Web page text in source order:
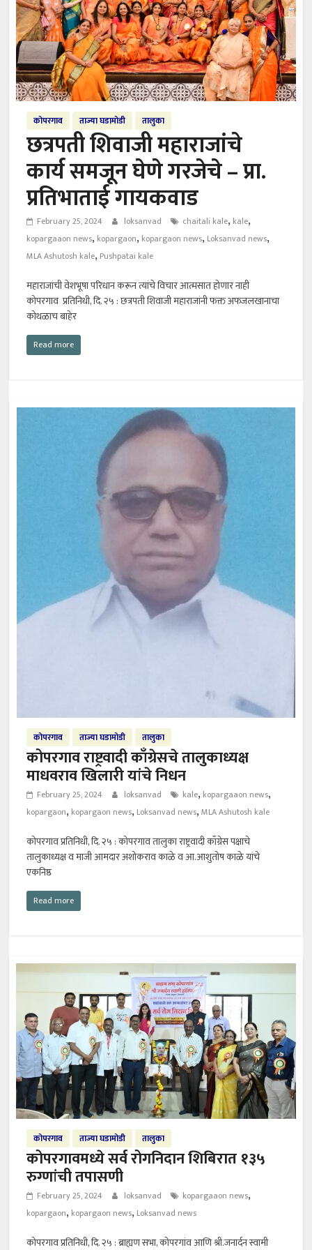
कोपरगाव ताज्या घडामोडी तालुका
छत्रपती शिवाजी महाराजांचे
कार्य समजून घेणे गरजेचे – प्रा.
प्रतिभाताई गायकवाड
February 25, 2024 loksanvad chaitali kale, kale,
kopargaaon news, kopargaon, kopargaon news, Loksanvad news,
MLA Ashutosh kale, Pushpatai kale
महाराजांची वेशभूषा परिधान करून त्यांचे विचार आत्मसात होणार नाही
कोपरगाव प्रतिनिधी, दि. २५ : छत्रपती शिवाजी महाराजांनी फक्त अफजलखानाचा
कोथळाच बाहेर
Read more
कोपरगाव ताज्या घडामोडी तालुका
कोपरगाव राष्ट्रवादी काँग्रेसचे तालुकाध्यक्ष
माधवराव खिलारी यांचे निधन
February 25, 2024 loksanvad kale, kopargaaon news,
kopargaon, kopargaon news, Loksanvad news,MLA Ashutosh kale
कोपरगाव प्रतिनिधी, दि. २५ : कोपरगाव तालुका राष्ट्रवादी काँग्रेस पक्षाचे
तालुकाध्यक्ष व माजी आमदार अशोकराव काळे व आ.आशुतोष काळे यांचे
एकनिष्ठ
Read more
कोपरगाव ताज्या घडामोडी तालुका
कोपरगावमध्ये सर्व रोगनिदान शिबिरात १३५
रुग्णांची तपासणी
February 25, 2024 loksanvad kopargaaon news,
kopargaon, kopargaon news, Loksanvad news
कोपरगाव प्रतिनिधी, दि. २५ : ब्राह्यण सभा, कोपरगांव आणि श्री.जनार्दन स्वामी